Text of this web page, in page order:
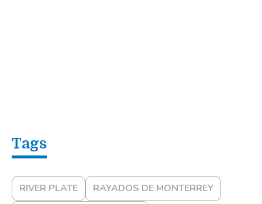
RIVER PLATE
RAYADOS DE MONTERREY